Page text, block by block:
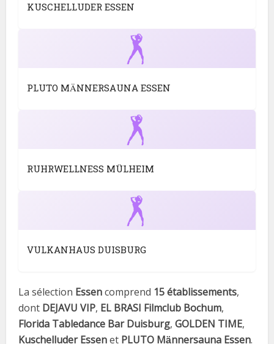
KUSCHELLUDER ESSEN
PLUTO MÄNNERSAUNA ESSEN
RUHRWELLNESS MÜLHEIM
VULKANHAUS DUISBURG
La sélection Essencomprend 15 établissements,
dont DEJAVU VIP, EL BRASI Filmclub Bochum,
Florida Tabledance Bar Duisburg, GOLDEN TIME,
Kuschelluder Essenet PLUTO Männersauna Essen.